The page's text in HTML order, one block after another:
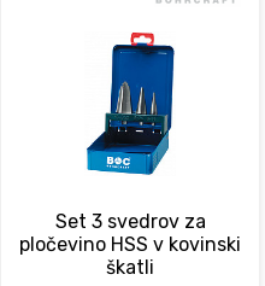
Set 3 svedrov za
pločevino HSS v kovinski
škatli